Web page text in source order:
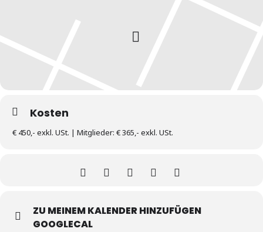
Kosten
€ 450,- exkl. USt. | Mitglieder: € 365,- exkl. USt.
ZU MEINEM KALENDER HINZUFÜGEN
GOOGLECAL